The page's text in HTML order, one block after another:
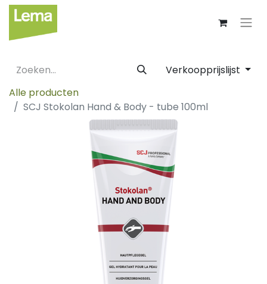
Verkoopprijslijst
Alle producten
SCJ Stokolan Hand & Body - tube 100ml